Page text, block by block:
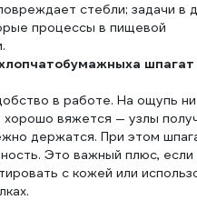
стебли; задачи в
процессы в пищевой
в работе. На ощупь
хорошо вяжется — узлы
держатся. При этом
Это важный плюс,
с кожей или